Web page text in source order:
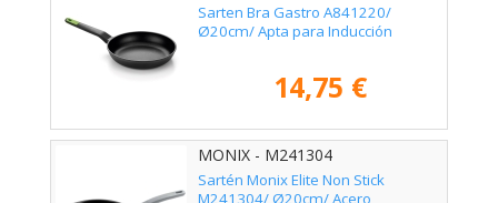
Sarten Bra Gastro A841220/
Ø20cm/ Apta para Inducción
14,75 €
MONIX - M241304
Sartén Monix Elite Non Stick
M241304/ Ø20cm/ Acero